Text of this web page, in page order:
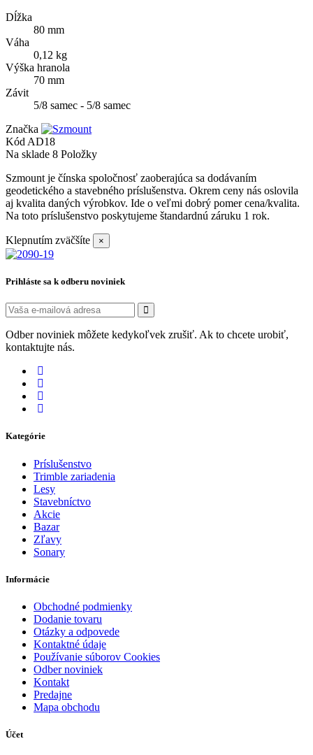
Dĺžka
80 mm
Váha
0,12 kg
Výška hranola
70 mm
Závit
5/8 samec - 5/8 samec
Značka
Kód AD18
Na sklade 8 Položky
Szmount je čínska spoločnosť zaoberajúca sa dodávaním
geodetického a stavebného príslušenstva. Okrem ceny nás oslovila
aj kvalita daných výrobkov. Ide o veľmi dobrý pomer cena/kvalita.
Na toto príslušenstvo poskytujeme štandardnú záruku 1 rok.
Klepnutím zväčšíte ×
Prihláste sa k odberu noviniek
Odber noviniek môžete kedykoľvek zrušiť. Ak to chcete urobiť,
kontaktujte nás.
Kategórie
Príslušenstvo
Trimble zariadenia
Lesy
Stavebníctvo
Akcie
Bazar
Zľavy
Sonary
Informácie
Obchodné podmienky
Dodanie tovaru
Otázky a odpovede
Kontaktné údaje
Používanie súborov Cookies
Odber noviniek
Kontakt
Predajne
Mapa obchodu
Účet